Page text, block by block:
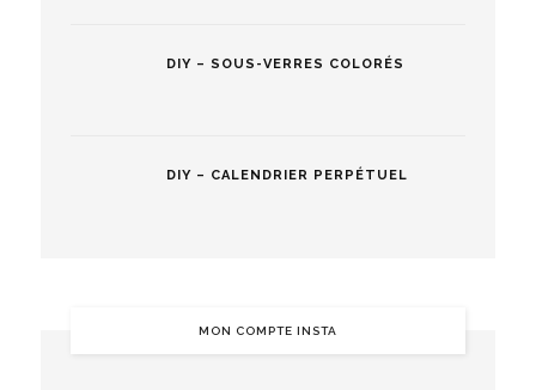
DIY – SOUS-VERRES COLORÉS
DIY – CALENDRIER PERPÉTUEL
MON COMPTE INSTA